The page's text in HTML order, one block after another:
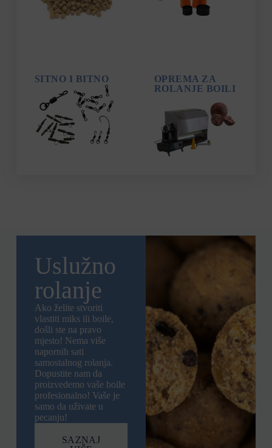
SITNO I BITNO
OPREMA ZA
ROLANJE BOILI
Uslužno
rolanje
Ako želite stvoriti
vlastiti miks ili boile,
došli ste na pravo
mjesto! Nema više
napornih sati
samostalnog rolanja.
Dopustite nam da
proizvedemo vaše boile
profesionalno! Vaše je
samo da uživate u
pecanju!
SAZNAJ